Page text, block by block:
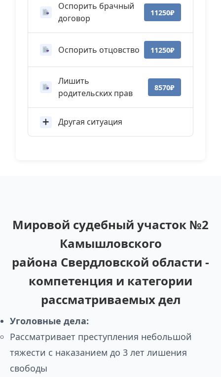
Оспорить брачный
договор
11250₽
Оспорить отцовство 11250₽
Лишить
родительских прав
8570₽
Другая ситуация
Мировой судебный участок №2
Камышловского
района Свердловской области -
компетенция и категории
рассматриваемых дел
Уголовные дела:
Рассматривает преступления небольшой
тяжести с наказанием до 3 лет лишения
свободы